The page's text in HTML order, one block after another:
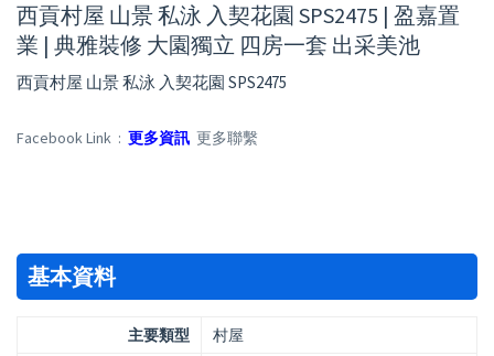
西貢村屋 山景 私泳 入契花園 SPS2475 | 盈嘉置
業 | 典雅裝修 大園獨立 四房一套 出采美池
西貢村屋 山景 私泳 入契花園 SPS2475
Facebook Link : 更多資訊 更多聯繫
基本資料
主要類型
村屋